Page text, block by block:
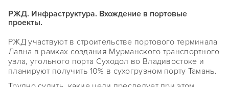
РЖД. Инфраструктура. Вхождение в портовые
проекты.
РЖД участвуют в строительстве портового терминала
Лавна в рамках создания Мурманского транспортного
узла, угольного порта Суходол во Владивостоке и
планируют получить 10% в сухогрузном порту Тамань.